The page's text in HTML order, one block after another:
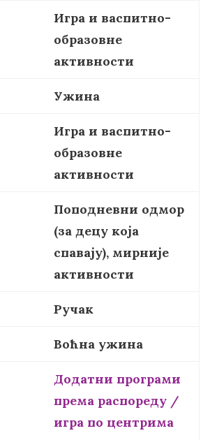
Игра и васпитно-
образовне
активности
Ужина
Игра и васпитно-
образовне
активности
Поподневни одмор
(за децу која
спавају), мирније
активности
Ручак
Воћна ужина
Додатни програми
према распореду /
игра по центрима